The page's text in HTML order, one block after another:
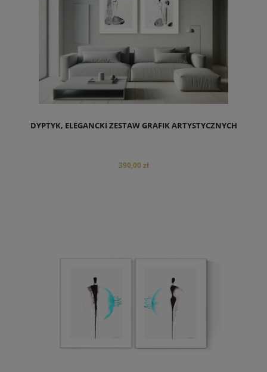
DYPTYK, ELEGANCKI ZESTAW GRAFIK ARTYSTYCZNYCH
390,00 zł